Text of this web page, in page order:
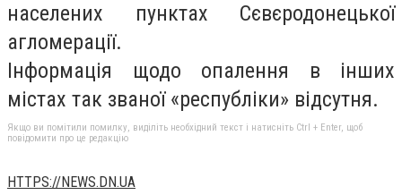
населених пунктах Сєвєродонецької
агломерації.
Інформація щодо опалення в інших
містах так званої «республіки» відсутня.
Якщо ви помітили помилку, виділіть необхідний текст і натисніть Ctrl + Enter, щоб
повідомити про це редакцію
HTTPS://NEWS.DN.UA